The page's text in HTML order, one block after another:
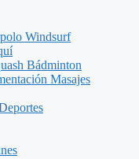
Windsurf
Bádminton
Masajes